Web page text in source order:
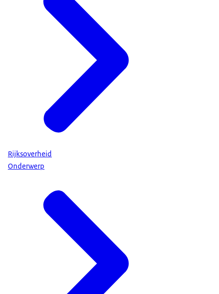
Rijksoverheid
Onderwerp